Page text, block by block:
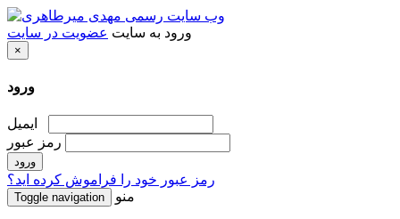
ورود به سایت عضویت در سایت
×
ورود
رمز عبور
رمز عبور خود را فراموش کرده اید؟
Toggle navigation منو